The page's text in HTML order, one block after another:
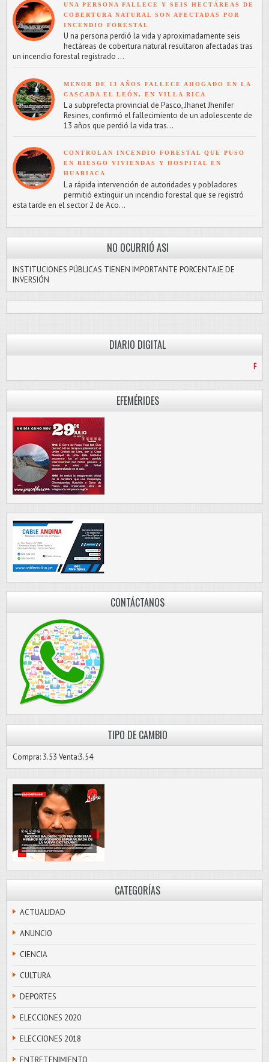
UNA PERSONA FALLECE Y SEIS HECTÁREAS DE
COBERTURA NATURAL SON AFECTADAS POR
INCENDIO FORESTAL
U na persona perdió la vida y aproximadamente seis
hectáreas de cobertura natural resultaron afectadas tras
un incendio forestal registrado ...
MENOR DE 13 AÑOS FALLECE AHOGADO EN LA
CASCADA EL LEÓN, EN VILLA RICA
L a subprefecta provincial de Pasco, Jhanet Jhenifer
Resines, confirmó el fallecimiento de un adolescente de
13 años que perdió la vida tras...
CONTROLAN INCENDIO FORESTAL QUE PUSO
EN RIESGO VIVIENDAS Y HOSPITAL EN
HUARIACA
L a rápida intervención de autoridades y pobladores
permitió extinguir un incendio forestal que se registró
esta tarde en el sector 2 de Aco...
NO OCURRIÓ ASI
INSTITUCIONES PÚBLICAS TIENEN IMPORTANTE PORCENTAJE DE
INVERSIÓN
DIARIO DIGITAL
PASCO LIBRE
EFEMÉRIDES
CONTÁCTANOS
TIPO DE CAMBIO
Compra: 3.53 Venta:3.54
CATEGORÍAS
ACTUALIDAD
ANUNCIO
CIENCIA
CULTURA
DEPORTES
ELECCIONES 2020
ELECCIONES 2018
ENTRETENIMIENTO